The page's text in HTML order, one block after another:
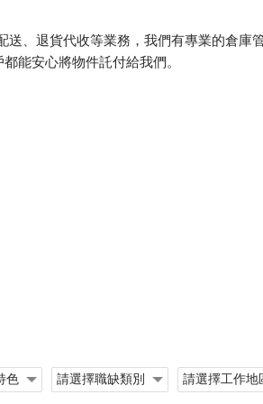
送、退貨代收等業務，我們有專業的倉庫
能安心將物件託付給我們。